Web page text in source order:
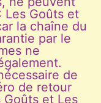
Les Goûts et
la chaîne du
par le
ne
de
de retour
Goûts et Les